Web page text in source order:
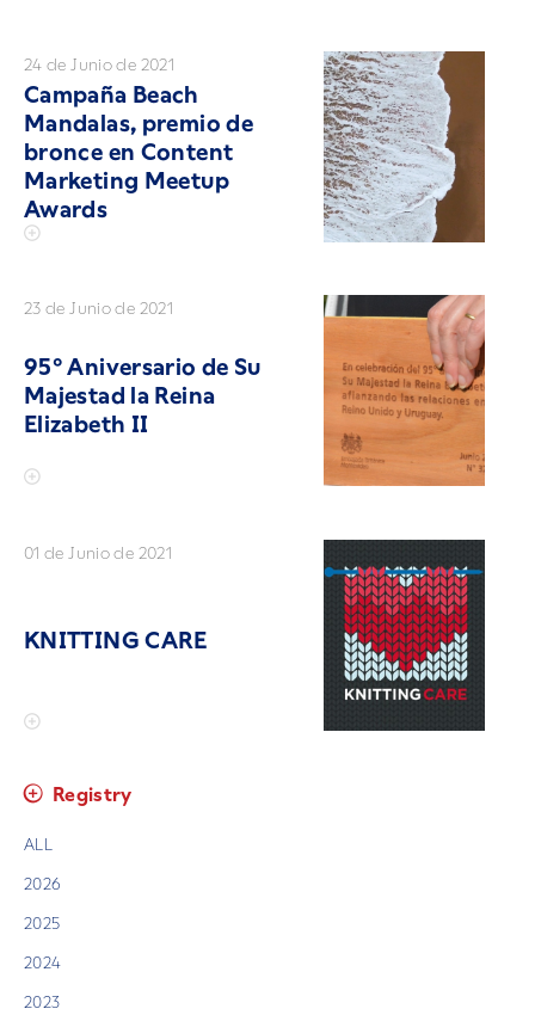
24 de Junio de 2021
Campaña Beach
Mandalas, premio de
bronce en Content
Marketing Meetup
Awards
23 de Junio de 2021
95° Aniversario de Su
Majestad la Reina
Elizabeth II
01 de Junio de 2021
KNITTING CARE
Registry
ALL
2026
2025
2024
2023